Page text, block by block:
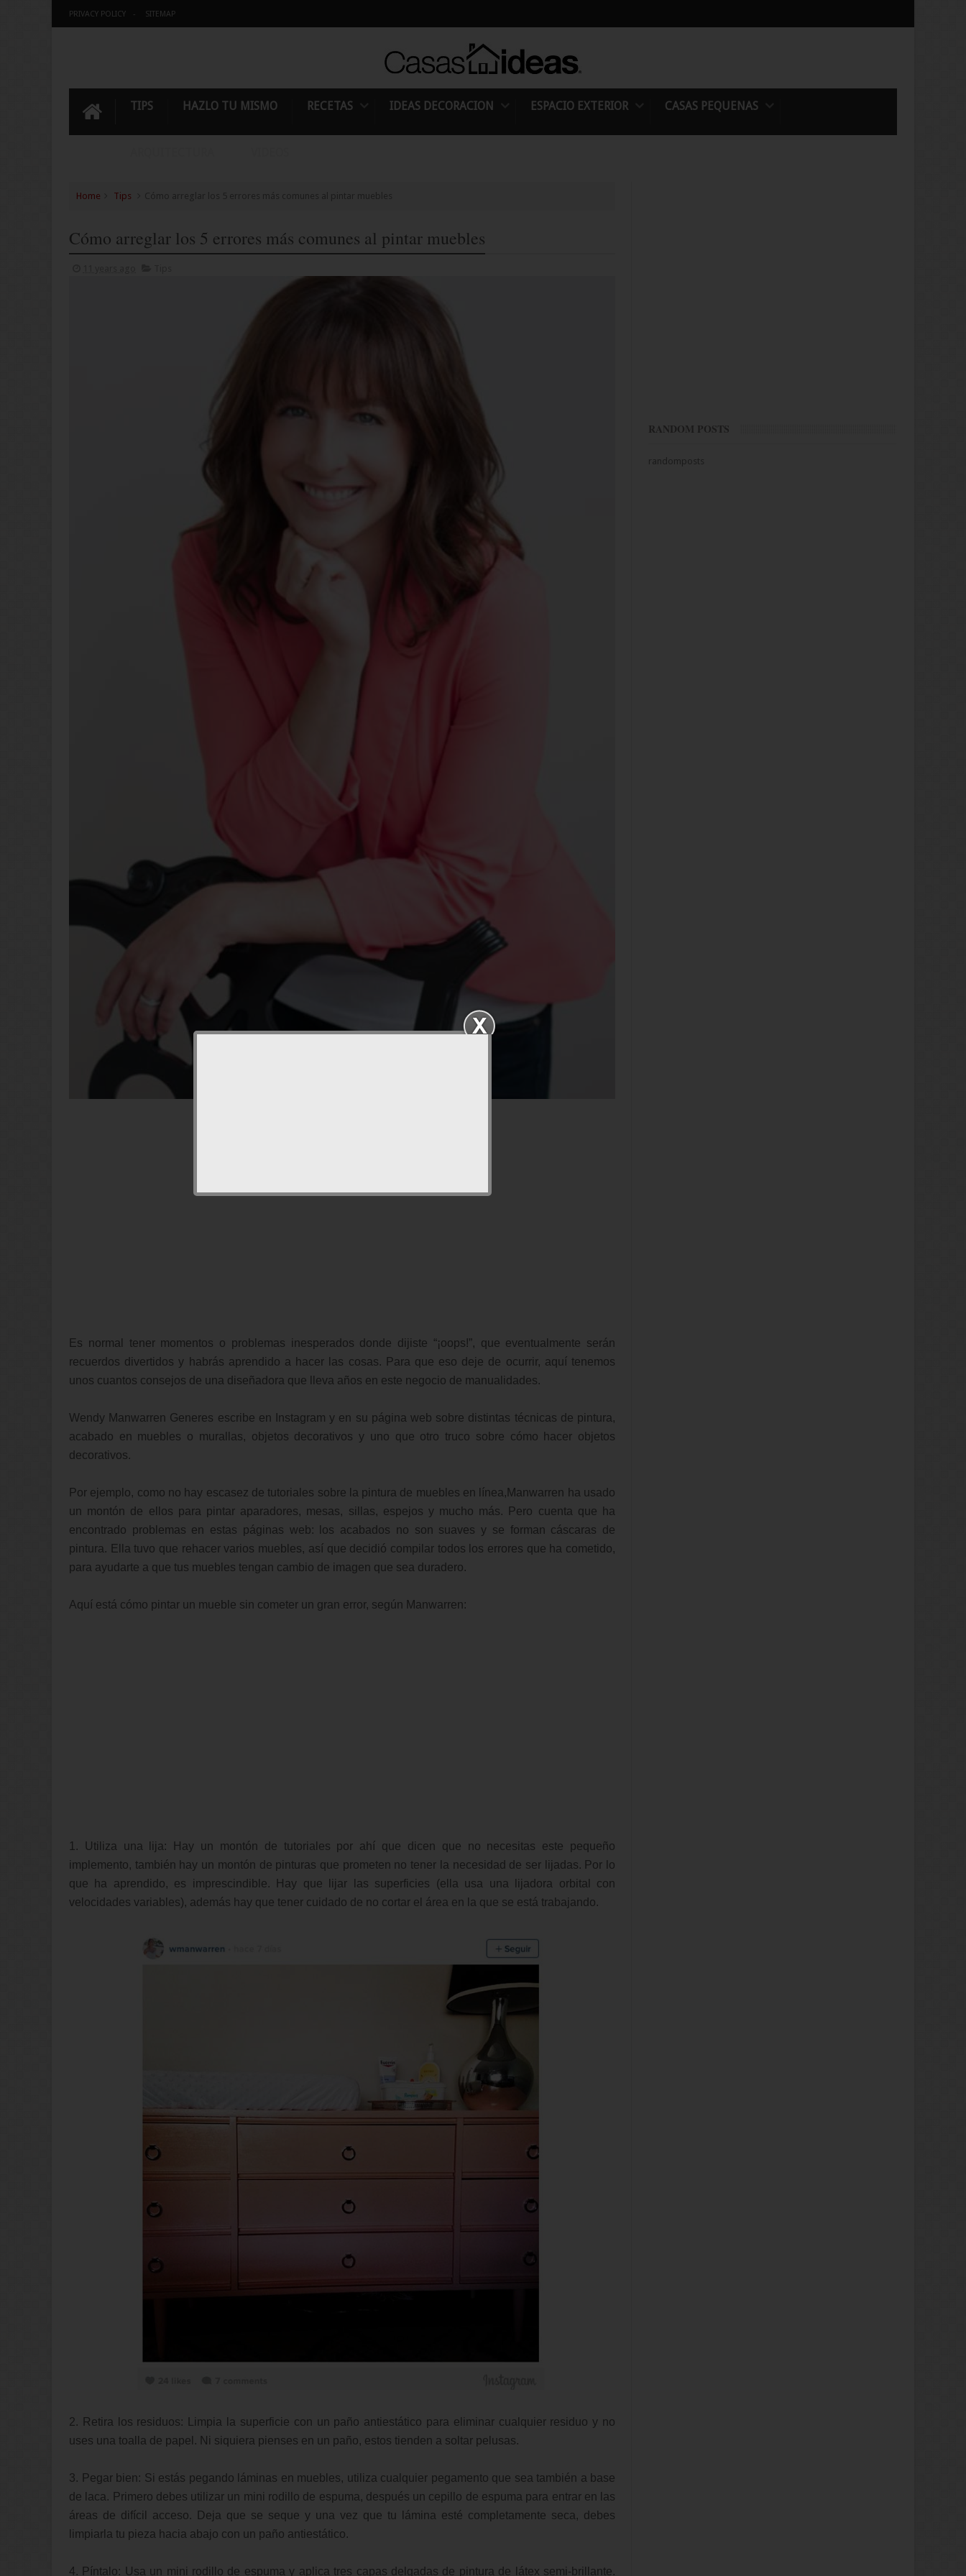
PRIVACY POLICY SITEMAP
TIPS HAZLO TU MISMO RECETAS IDEAS DECORACION ESPACIO EXTERIOR CASAS PEQUENAS
Home Tips
Cómo arreglar los 5 errores más comunes al pintar muebles
Es normal tener momentos o problemas inesperados donde dijiste “¡oops!”, que eventualmente serán
recuerdos divertidos y habrás aprendido a hacer las cosas. Para que eso deje de ocurrir, aquí tenemos
unos cuantos consejos de una diseñadora que lleva años en este negocio de manualidades.
Wendy Manwarren Generes escribe en Instagram y en su página web sobre distintas técnicas de pintura,
acabado en muebles o murallas, objetos decorativos y uno que otro truco sobre cómo hacer objetos
decorativos.
Por ejemplo, como no hay escasez de tutoriales sobre la pintura de muebles en línea,Manwarren ha usado
un montón de ellos para pintar aparadores, mesas, sillas, espejos y mucho más. Pero cuenta que ha
encontrado problemas en estas páginas web: los acabados no son suaves y se forman cáscaras de
pintura. Ella tuvo que rehacer varios muebles, así que decidió compilar todos los errores que ha cometido,
para ayudarte a que tus muebles tengan cambio de imagen que sea duradero.
Aquí está cómo pintar un mueble sin cometer un gran error, según Manwarren:
1. Utiliza una lija: Hay un montón de tutoriales por ahí que dicen que no necesitas este pequeño
implemento, también hay un montón de pinturas que prometen no tener la necesidad de ser lijadas. Por lo
que ha aprendido, es imprescindible. Hay que lijar las superficies (ella usa una lijadora orbital con
velocidades variables), además hay que tener cuidado de no cortar el área en la que se está trabajando.
2. Retira los residuos: Limpia la superficie con un paño antiestático para eliminar cualquier residuo y no
uses una toalla de papel. Ni siquiera pienses en un paño, estos tienden a soltar pelusas.
3. Pegar bien: Si estás pegando láminas en muebles, utiliza cualquier pegamento que sea también a base
de laca. Primero debes utilizar un mini rodillo de espuma, después un cepillo de espuma para entrar en las
áreas de difícil acceso. Deja que se seque y una vez que tu lámina esté completamente seca, debes
limpiarla tu pieza hacia abajo con un paño antiestático.
4. Píntalo: Usa un mini rodillo de espuma y aplica tres capas delgadas de pintura de látex semi-brillante.
RANDOM POSTS
randomposts